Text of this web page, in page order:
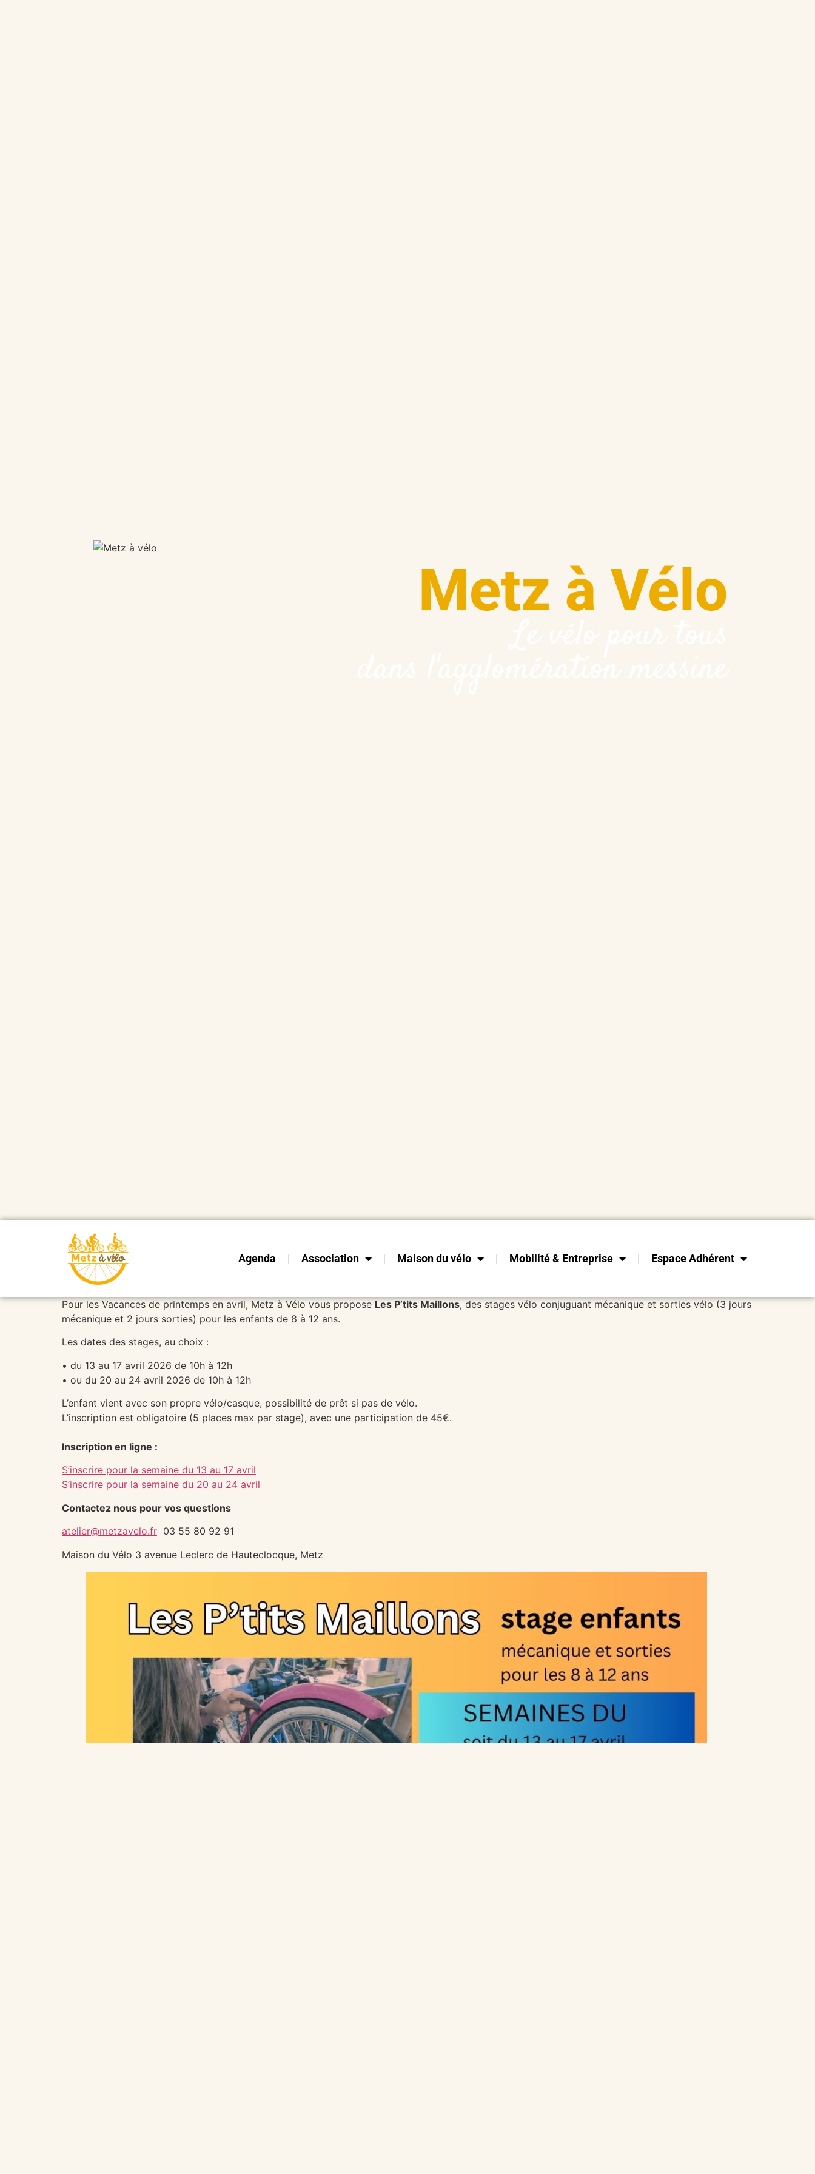
Metz à Vélo
Agenda Association Maison du vélo Mobilité & Entreprise Espace Adhérent
Pour les Vacances de printemps en avril, Metz à Vélo vous proposeLes P’tits Maillons, des stages vélo conjuguant mécanique et sorties vélo (3 jours
mécanique et 2 jours sorties) pour les enfants de 8 à 12 ans.
Les dates des stages, au choix :
• du 13 au 17 avril 2026 de 10h à 12h
• ou du 20 au 24 avril 2026 de 10h à 12h
L’enfant vient avec son propre vélo/casque, possibilité de prêt si pas de vélo.
L’inscription est obligatoire (5 places max par stage), avec une participation de 45€.
Inscription en ligne :
S’inscrire pour la semaine du 13 au 17 avril
S’inscrire pour la semaine du 20 au 24 avril
Contactez nous pour vos questions
atelier@metzavelo.fr 03 55 80 92 91
Maison du Vélo 3 avenue Leclerc de Hauteclocque, Metz